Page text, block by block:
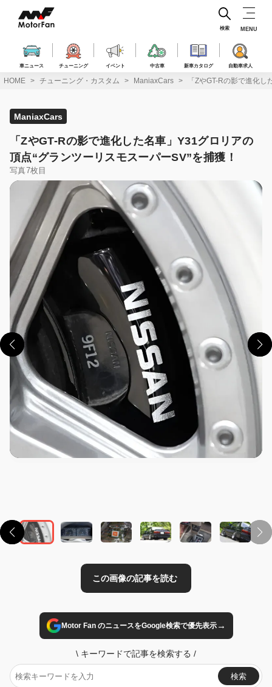
ス
車ニュース チューニング イベント 中古車 新車カタログ 自動車求人
検索 MENU
HOME チューニング・カスタム ManiaxCars 「ZやGT-Rの影で進化
ManiaxCars
「ZやGT-Rの影で進化した名車」Y31グロリアの
頂点“グランツーリスモスーパーSV”を捕獲！
写真7枚目
Motor Fan のニュースをGoogle検索で優先表示→
\ キーワードで記事を検索する /
検索